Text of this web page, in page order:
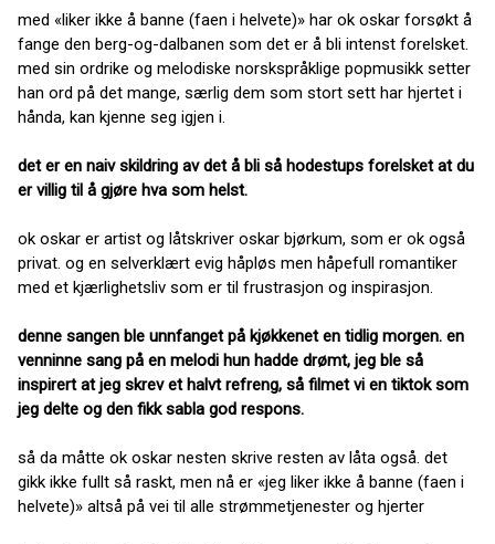
med «liker ikke å banne (faen i helvete)» har ok oskar forsøkt å
fange den berg-og-dalbanen som det er å bli intenst forelsket.
med sin ordrike og melodiske norskspråklige popmusikk setter
han ord på det mange, særlig dem som stort sett har hjertet i
hånda, kan kjenne seg igjen i.
det er en naiv skildring av det å bli så hodestups forelsket at du
er villig til å gjøre hva som helst.
ok oskar er artist og låtskriver oskar bjørkum, som er ok også
privat. og en selverklært evig håpløs men håpefull romantiker
med et kjærlighetsliv som er til frustrasjon og inspirasjon.
denne sangen ble unnfanget på kjøkkenet en tidlig morgen. en
venninne sang på en melodi hun hadde drømt, jeg ble så
inspirert at jeg skrev et halvt refreng, så filmet vi en tiktok som
jeg delte og den fikk sabla god respons.
så da måtte ok oskar nesten skrive resten av låta også. det
gikk ikke fullt så raskt, men nå er «jeg liker ikke å banne (faen i
helvete)» altså på vei til alle strømmetjenester og hjerter